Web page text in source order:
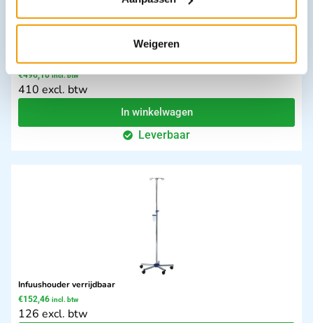
Weigeren
Hielsteunen, model FES 200
€496,10 incl. btw
410 excl. btw
In winkelwagen
Leverbaar
Infuushouder verrijdbaar
€152,46 incl. btw
126 excl. btw